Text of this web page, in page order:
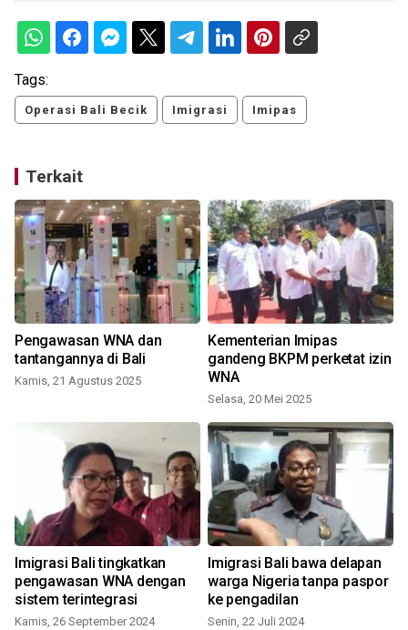
Tags:
Operasi Bali Becik Imigrasi Imipas
Terkait
Pengawasan WNA dan
tantangannya di Bali
Kamis, 21 Agustus 2025
Kementerian Imipas
gandeng BKPM perketat izin
WNA
Selasa, 20 Mei 2025
Imigrasi Bali tingkatkan
pengawasan WNA dengan
sistem terintegrasi
Kamis, 26 September 2024
Imigrasi Bali bawa delapan
warga Nigeria tanpa paspor
ke pengadilan
Senin, 22 Juli 2024